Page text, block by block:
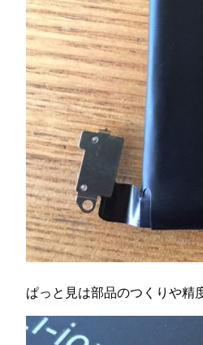
ぱっと見は部品のつくりや精